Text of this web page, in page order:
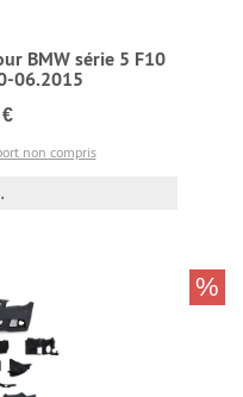
BMW série 5 F10
06.2015
non compris
%